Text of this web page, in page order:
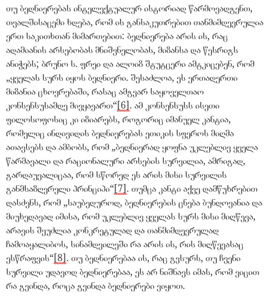
თუ ბედნიერებას ინტელექტუალურ ისტორიად წარმოვადგენთ,
თვალშისაცემი ხდება, რომ ის განსაკუთრებით თანმიმდევრულია
ერთ საკითხთან მიმართებით: ბედნიერება არის ის, რაც
ადამიანის არსებობას მნიშვნელობას, მიზანსა და წესრიგს
ანიჭებს; ბრუნო ს. ფრეი და ალოიზ შტუტცერი ამტკიცებენ, რომ
„ყველას სურს იყოს ბედნიერი. შესაძლოა, ეს ერთადერთი
მიზანია ცხოვრებაში, რასაც ამგვარ საყოველთაო
კონსენსუსამდე მივყავართ“[6]. ამ კონსენსუსს ისეთი
ფილოსოფოსიც კი იზიარებს, როგორიც იმანუელ კანტია,
რომელიც ინდივიდის ბედნიერებას ეთიკის სფეროს მიღმა
ათავსებს და ამბობს, რომ „ბედნიერად ყოფნა უკლებლივ ყველა
წარმავალი და რაციონალური არსების სურვილია, ამრიგად,
გარდაუვალიცაა, რომ სწორედ ეს არის მისი სურვილის
განმსაზღვრელი პრინციპი“[7]. თუმცა კანტი აქვე დამწუხრებით
დასძენს, რომ „საუბედუროდ, ბედნიერების ცნება ბუნდოვანია და
მიუხედავად იმისა, რომ უკლებლივ ყველას სურს მისი მიღწევა,
არავის შეუძლია კონკრეტულად და თანმიმდევრულად
ჩამოაყალიბოს, სინამდვილეში რა არის ის, რის მიღწევასაც
ესწრაფვის“[8]. თუ ბედნიერებაა ის, რაც გვსურს, თუ ჩვენი
სურვილი უდავოდ ბედნიერებაა, ეს არ ნიშნავს იმას, რომ ვიცით
რა გვინდა, როცა გვინდა ბედნიერები ვიყოთ.